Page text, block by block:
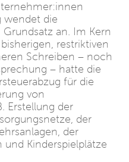
wendet die
an. Im Kern
restriktiven
Schreiben – noch
– hatte die
für die
von
Erstellung der
der
der
und Kinderspielplätze